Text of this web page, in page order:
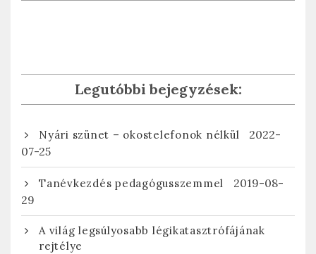
Legutóbbi bejegyzések:
Nyári szünet – okostelefonok nélkül
2022-
07-25
Tanévkezdés pedagógusszemmel
2019-08-
29
A világ legsúlyosabb légikatasztrófájának
rejtélye